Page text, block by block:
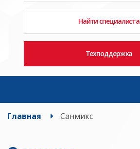
Найти специалиста
Техподдержка
Главная Санмикс